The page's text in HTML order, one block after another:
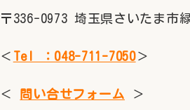
〒336-0973 埼玉県さいたま市
＜ Tel ：048-711-7050＞
＜ 問い合せフォーム ＞